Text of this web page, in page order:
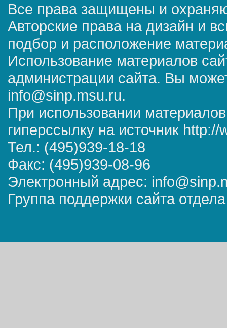
Все права защищены и
Авторские права на дизайн и
подбор и расположение
Использование материалов
администрации сайта. Вы
info@sinp.msu.ru.
При использовании
гиперссылку на источник
Тел.: (495)939-18-18
Факс: (495)939-08-96
Электронный адрес:
Группа поддержки сайта